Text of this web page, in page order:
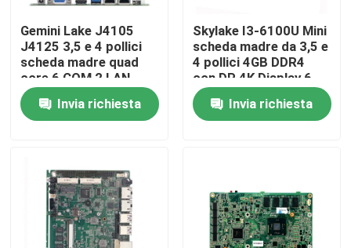
Contattaci
Richiedere un preventivo
PC industriale del pannello
PC irregolare della compressa
Gemini Lake J4105
J4125 3,5 e 4 pollici
scheda madre quad
core 6 COM 2 LAN
industriale senza
ventoleInvia richiesta
Skylake I3-6100U Mini
scheda madre da 3,5 e
4 pollici 4GB DDR4
con DP 4K Display 6
COM 2 LAN
Invia richiesta